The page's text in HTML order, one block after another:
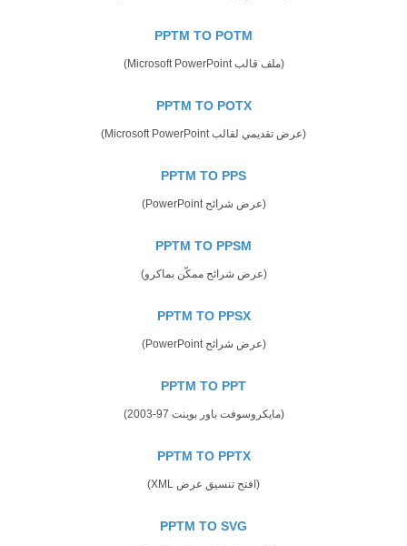
PPTM TO POTM
(ملف قالب Microsoft PowerPoint)
PPTM TO POTX
(عرض تقديمي لقالب Microsoft PowerPoint)
PPTM TO PPS
(عرض شرائح PowerPoint)
PPTM TO PPSM
(عرض شرائح ممكّن بماكرو)
PPTM TO PPSX
(عرض شرائح PowerPoint)
PPTM TO PPT
(مايكروسوفت باور بوينت 97-2003)
PPTM TO PPTX
(افتح تنسيق عرض XML)
PPTM TO SVG